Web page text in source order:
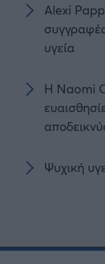
Alexi
υγεία
Η Naomi
Ψυχική